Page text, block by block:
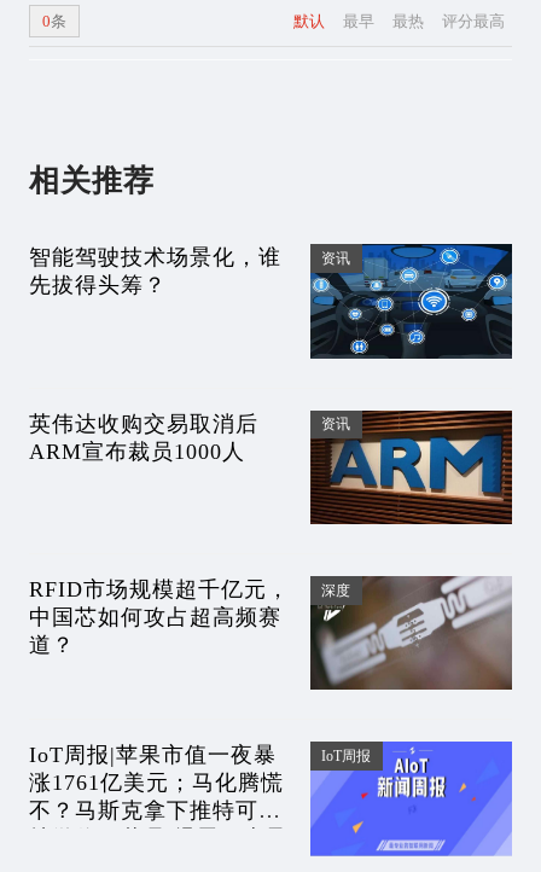
默认 最早 最热 评分最高
0条
相关推荐
智能驾驶技术场景化，谁
先拔得头筹？
资讯
英伟达收购交易取消后
ARM宣布裁员1000人
资讯
RFID市场规模超千亿元，
中国芯如何攻占超高频赛
道？
深度
IoT周报|苹果市值一夜暴
涨1761亿美元；马化腾慌
不？马斯克拿下推特可能
IoT周报